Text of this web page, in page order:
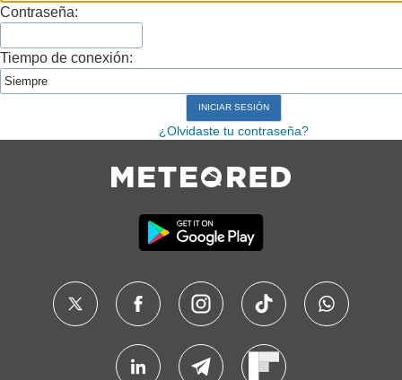
Contraseña:
Tiempo de conexión:
¿Olvidaste tu contraseña?